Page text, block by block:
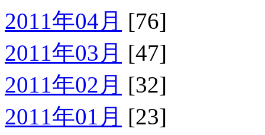
2011年04月 [76]
2011年03月 [47]
2011年02月 [32]
2011年01月 [23]